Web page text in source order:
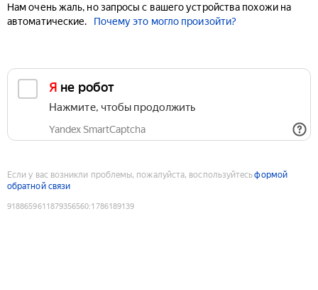
Нам очень жаль, но запросы с вашего устройства похожи на
автоматические.
Почему это могло произойти?
Я не робот
Нажмите, чтобы продолжить
Yandex SmartCaptcha
Если у вас возникли проблемы, пожалуйста, воспользуйтесьформой
обратной связи
9188659611879356560:1786189139